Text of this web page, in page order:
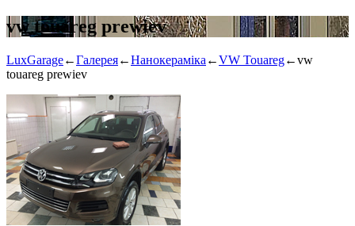
vw touareg prewiev
LuxGarage←Галерея←Нанокераміка ←VW Touareg←vw
touareg prewiev